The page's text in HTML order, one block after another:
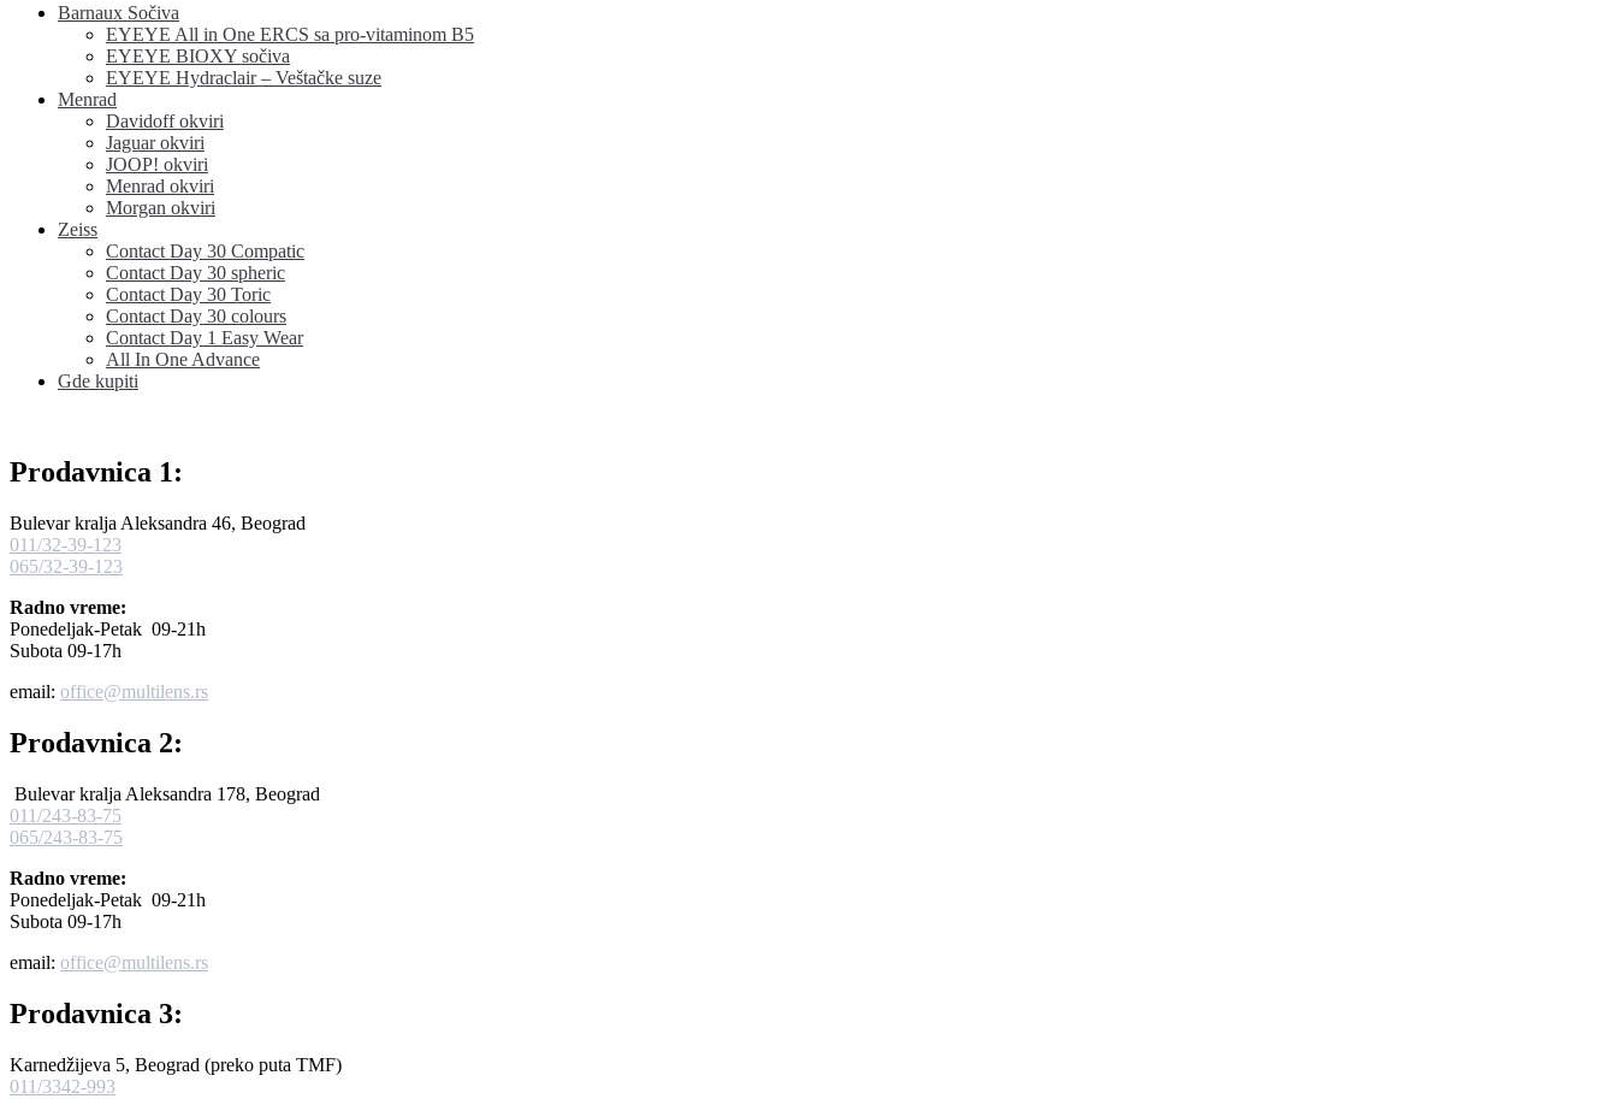
Barnaux Sočiva
EYEYE All in One ERCS sa pro-vitaminom B5
EYEYE BIOXY sočiva
EYEYE Hydraclair – Veštačke suze
Menrad
Davidoff okviri
Jaguar okviri
JOOP! okviri
Menrad okviri
Morgan okviri
Zeiss
Contact Day 30 Compatic
Contact Day 30 spheric
Contact Day 30 Toric
Contact Day 30 colours
Contact Day 1 Easy Wear
All In One Advance
Gde kupiti
Prodavnica 1:
Bulevar kralja Aleksandra 46, Beograd
011/32-39-123
065/32-39-123
Radno vreme:
Ponedeljak-Petak 09-21h
Subota 09-17h
email: office@multilens.rs
Prodavnica 2:
Bulevar kralja Aleksandra 178, Beograd
011/243-83-75
065/243-83-75
Radno vreme:
Ponedeljak-Petak 09-21h
Subota 09-17h
email: office@multilens.rs
Prodavnica 3:
Karnedžijeva 5, Beograd (preko puta TMF)
011/3342-993